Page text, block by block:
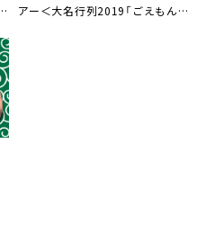
アー＜大名行列2019「ごえもん元